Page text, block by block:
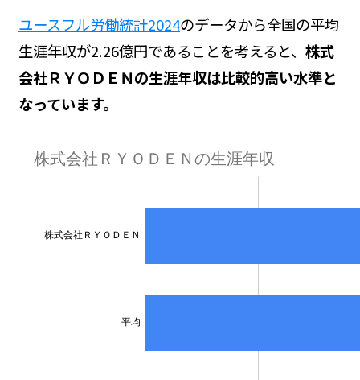
ユースフル労働統計2024のデータから全国の平均
生涯年収が2.26億円であることを考えると、 株式
会社ＲＹＯＤＥＮの生涯年収は比較的高い水準と
なっています。